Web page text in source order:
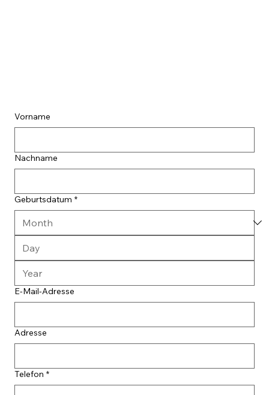
Vorname
Nachname
Geburtsdatum *
E-Mail-Adresse
Adresse
Telefon *